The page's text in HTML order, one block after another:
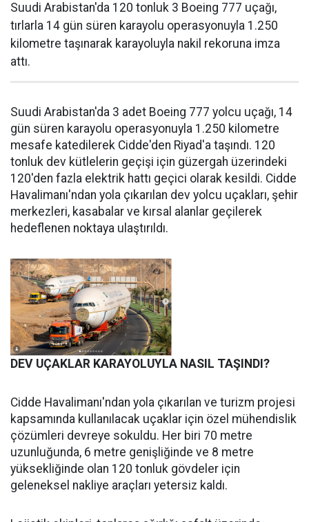
Suudi Arabistan'da 120 tonluk 3 Boeing 777 uçağı,
tırlarla 14 gün süren karayolu operasyonuyla 1.250
kilometre taşınarak karayoluyla nakil rekoruna imza
attı.
Suudi Arabistan'da 3 adet Boeing 777 yolcu uçağı, 14
gün süren karayolu operasyonuyla 1.250 kilometre
mesafe katedilerek Cidde'den Riyad'a taşındı. 120
tonluk dev kütlelerin geçişi için güzergah üzerindeki
120'den fazla elektrik hattı geçici olarak kesildi. Cidde
Havalimanı'ndan yola çıkarılan dev yolcu uçakları, şehir
merkezleri, kasabalar ve kırsal alanlar geçilerek
hedeflenen noktaya ulaştırıldı.
DEV UÇAKLAR KARAYOLUYLA NASIL TAŞINDI?
Cidde Havalimanı'ndan yola çıkarılan ve turizm projesi
kapsamında kullanılacak uçaklar için özel mühendislik
çözümleri devreye sokuldu. Her biri 70 metre
uzunluğunda, 6 metre genişliğinde ve 8 metre
yüksekliğinde olan 120 tonluk gövdeler için
geleneksel nakliye araçları yetersiz kaldı.